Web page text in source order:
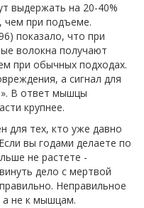
выдержать на 20-40%
чем при подъеме.
показало, что при
волокна получают
при обычных подходах.
а сигнал для
В ответ мышцы
крупнее.
для тех, кто уже давно
вы годами делаете по
не растете -
дело с мертвой
Неправильное
а не к мышцам.